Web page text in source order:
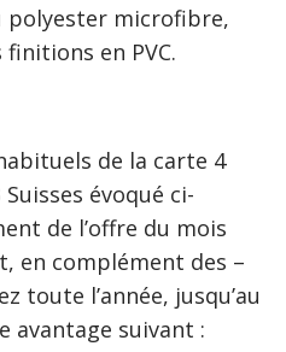
polyester microfibre,
en PVC.
de la carte 4
évoqué ci-
de l’offre du mois
en complément des –
toute l’année, jusqu’au
avantage suivant :